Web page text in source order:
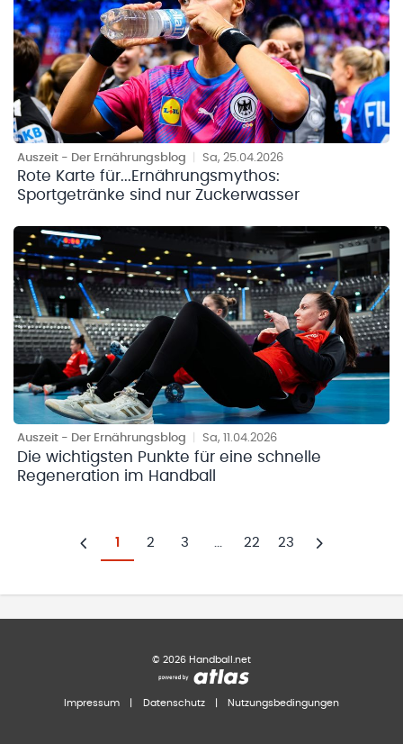
Auszeit - Der Ernährungsblog Sa, 25.04.2026
Rote Karte für...Ernährungsmythos:
Sportgetränke sind nur Zuckerwasser
Auszeit - Der Ernährungsblog Sa, 11.04.2026
Die wichtigsten Punkte für eine schnelle
Regeneration im Handball
Zurück
1 2 3 ... 22 23
Weiter
© 2026 Handball.net
Impressum Datenschutz Nutzungsbedingungen